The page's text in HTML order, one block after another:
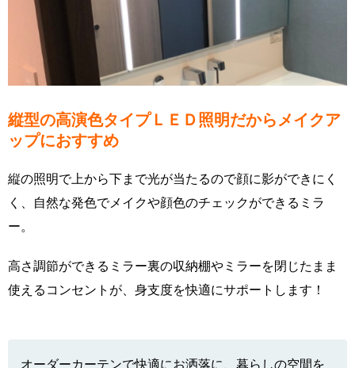
縦型の高演色タイプＬＥＤ照明だからメイクア
ップにおすすめ
縦の照明で上から下まで光が当たるので顔に影ができにく
く、自然な発色でメイクや顔色のチェックができるミラ
ー。
高さ調節ができるミラー裏の収納棚やミラーを閉じたまま
使えるコンセントが、身支度を快適にサポートします！
オーダーカーテンで快適にお洒落に、暮らしの空間を